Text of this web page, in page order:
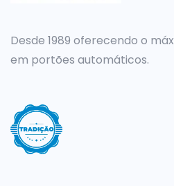
Desde 1989 oferecendo o
em portões automáticos.